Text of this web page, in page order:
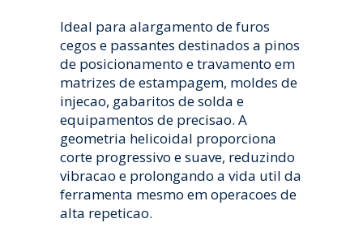
Ideal para alargamento de furos
cegos e passantes destinados a pinos
de posicionamento e travamento em
matrizes de estampagem, moldes de
injecao, gabaritos de solda e
equipamentos de precisao. A
geometria helicoidal proporciona
corte progressivo e suave, reduzindo
vibracao e prolongando a vida util da
ferramenta mesmo em operacoes de
alta repeticao.